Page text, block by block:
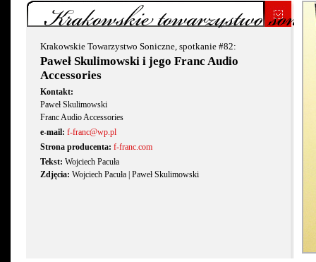
Krakowskie towarzystwo
Krakowskie Towarzystwo Soniczne, spotkanie #82:
Paweł Skulimowski i jego Franc Audio
Accessories
Kontakt:
Paweł Skulimowski
Franc Audio Accessories
e-mail: f-franc@wp.pl
Strona producenta: f-franc.com
Tekst: Wojciech Pacuła
Zdjęcia: Wojciech Pacuła | Paweł Skulimowski